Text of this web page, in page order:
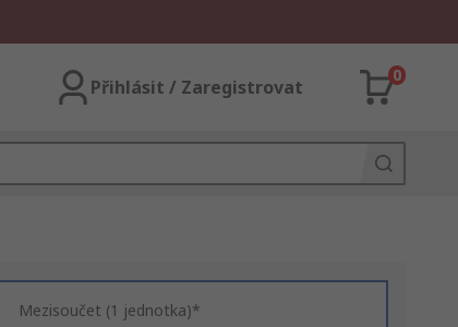
Přihlásit / Zaregistrovat
0
Mezisoučet (1 jednotka)*